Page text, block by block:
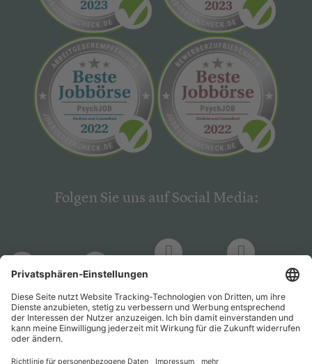
Folgen Sie uns auf Social Media:
PsychJOB PsychJOB
Hogrefe
Verlag
Hogrefe
Verlag